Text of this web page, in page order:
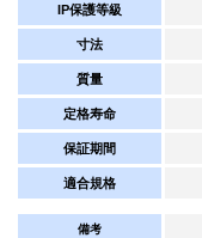
IP保護等級
寸法
質量
定格寿命
保証期間
適合規格
備考